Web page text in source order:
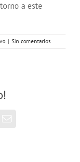
a este
| Sin comentarios